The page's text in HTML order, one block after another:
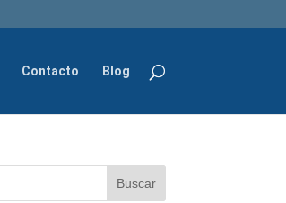
Contacto Blog